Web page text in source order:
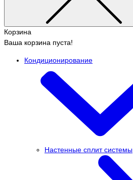
Корзина
Ваша корзина пуста!
Кондиционирование
Настенные сплит системы